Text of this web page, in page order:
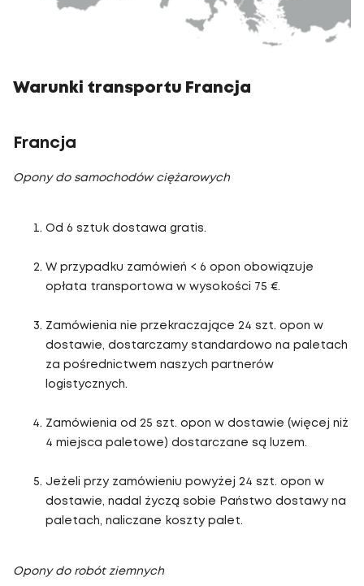
Warunki transportu Francja
Francja
Opony do samochodów ciężarowych
Od 6 sztuk dostawa gratis.
W przypadku zamówień < 6 opon obowiązuje
opłata transportowa w wysokości 75 €.
Zamówienia nie przekraczające 24 szt. opon w
dostawie, dostarczamy standardowo na paletach
za pośrednictwem naszych partnerów
logistycznych.
Zamówienia od 25 szt. opon w dostawie (więcej niż
4 miejsca paletowe) dostarczane są luzem.
Jeżeli przy zamówieniu powyżej 24 szt. opon w
dostawie, nadal życzą sobie Państwo dostawy na
paletach, naliczane koszty palet.
Opony do robót ziemnych